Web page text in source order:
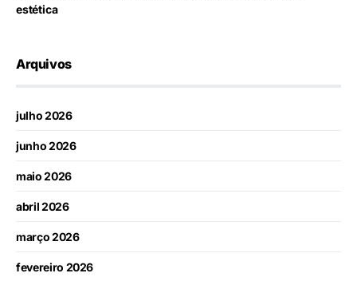
estética
Arquivos
julho 2026
junho 2026
maio 2026
abril 2026
março 2026
fevereiro 2026